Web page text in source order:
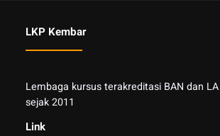
LKP Kembar
Lembaga kursus terakreditasi BAN dan
sejak 2011
Link